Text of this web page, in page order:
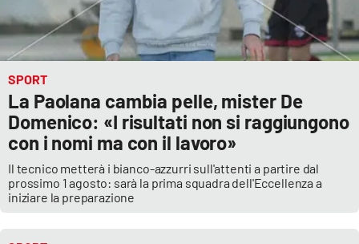
SPORT
La Paolana cambia pelle, mister De
Domenico: «I risultati non si raggiungono
con i nomi ma con il lavoro»
Il tecnico metterà i bianco-azzurri sull'attenti a partire dal
prossimo 1 agosto: sarà la prima squadra dell'Eccellenza a
iniziare la preparazione